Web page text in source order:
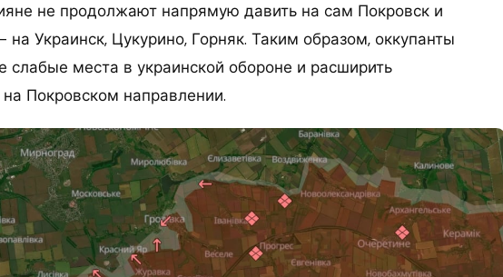
не продолжают напрямую давить на сам Покровск и
Украинск, Цукурино, Горняк. Таким образом, оккупанты
слабые места в украинской обороне и расширить
Покровском направлении.